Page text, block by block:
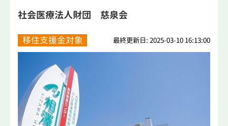
社会医療法人財団 慈泉会
移住支援金対象 最終更新日: 2025-03-10 16:13:00